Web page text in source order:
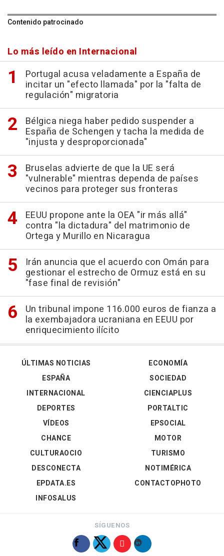
Contenido patrocinado
Lo más leído en Internacional
Portugal acusa veladamente a España de
incitar un "efecto llamada" por la "falta de
regulación" migratoria
Bélgica niega haber pedido suspender a
España de Schengen y tacha la medida de
"injusta y desproporcionada"
Bruselas advierte de que la UE será
"vulnerable" mientras dependa de países
vecinos para proteger sus fronteras
EEUU propone ante la OEA "ir más allá"
contra "la dictadura" del matrimonio de
Ortega y Murillo en Nicaragua
Irán anuncia que el acuerdo con Omán para
gestionar el estrecho de Ormuz está en su
"fase final de revisión"
Un tribunal impone 116.000 euros de fianza a
la exembajadora ucraniana en EEUU por
enriquecimiento ilícito
ÚLTIMAS NOTICIAS
ESPAÑA
INTERNACIONAL
DEPORTES
VÍDEOS
ECONOMÍA
SOCIEDAD
CIENCIAPLUS
PORTALTIC
EPSOCIAL
CHANCE
CULTURAOCIO
DESCONECTA
EPDATA.ES
INFOSALUS
MOTOR
TURISMO
NOTIMÉRICA
CONTACTOPHOTO
SÍGUENOS